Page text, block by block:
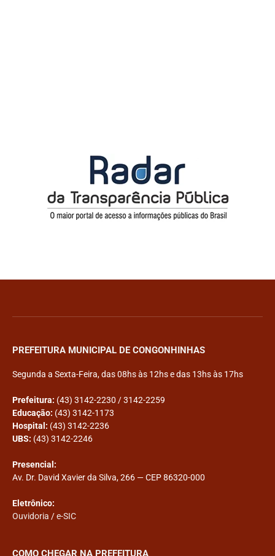
PREFEITURA MUNICIPAL DE CONGONHINHAS
Segunda a Sexta-Feira, das 08hs às 12hs e das 13hs às 17hs
Prefeitura: (43) 3142-2230 / 3142-2259
Educação: (43) 3142-1173
Hospital: (43) 3142-2236
UBS: (43) 3142-2246
Presencial:
Av. Dr. David Xavier da Silva, 266 — CEP 86320-000
Eletrônico:
Ouvidoria /e-SIC
COMO CHEGAR NA PREFEITURA